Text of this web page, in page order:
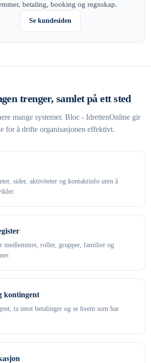
betaling, booking og regnskap.
Se kundesiden
trenger, samlet på ett sted
mange systemer. Bloc - IdrettenOnline gir
for å drifte organisasjonen effektivt.
sider, aktiviteter og kontaktinfo uten å
medlemmer, roller, grupper, familier og
kontingent
ta imot betalinger og se hvem som har